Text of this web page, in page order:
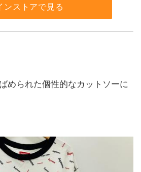
ンストアで見る
められた個性的なカットソーに